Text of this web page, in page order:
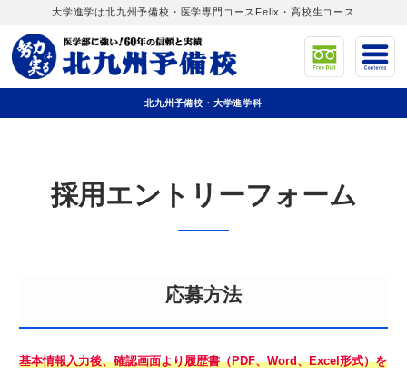
大学進学は北九州予備校・医学専門コースFelix・高校生コース
北九州予備校・大学進学科
採用エントリーフォーム
応募方法
基本情報入力後、確認画面より履歴書（PDF、Word、Excel形式）を